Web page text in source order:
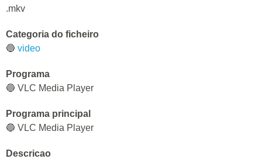
.mkv
Categoria do ficheiro
🔵 video
Programa
🔵 VLC Media Player
Programa principal
🔵 VLC Media Player
Descricao